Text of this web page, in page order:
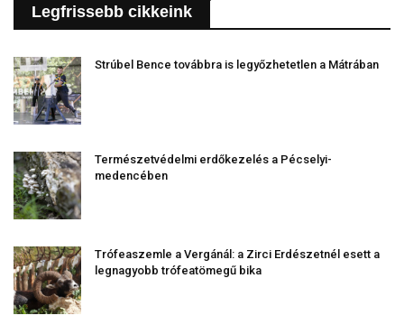
Legfrissebb cikkeink
Strúbel Bence továbbra is legyőzhetetlen a Mátrában
Természetvédelmi erdőkezelés a Pécselyi-
medencében
Trófeaszemle a Vergánál: a Zirci Erdészetnél esett a
legnagyobb trófeatömegű bika